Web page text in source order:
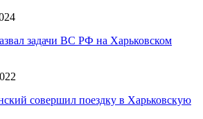
задачи ВС РФ на Харьковском
совершил поездку в Харьковскую